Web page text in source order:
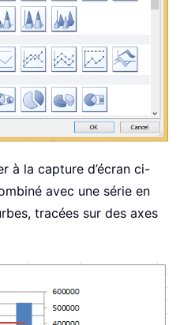
à la capture d’écran ci-
avec une série en
tracées sur des axes